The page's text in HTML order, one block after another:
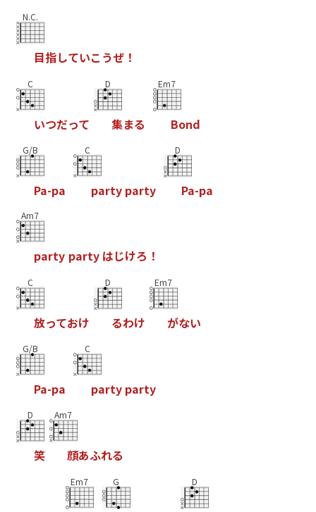
N.C.
目指していこ うぜ！
C
いつだって
D
集まる
Em7
Bond
G/B
Pa-pa
C
party party
D
Pa-pa
Am7
party party はじけろ ！
C
放っておけ
D
るわけ
Em7
がない
G/B
Pa-pa
C
party party
D
笑
Am7
顔あふれる
Em7 G D